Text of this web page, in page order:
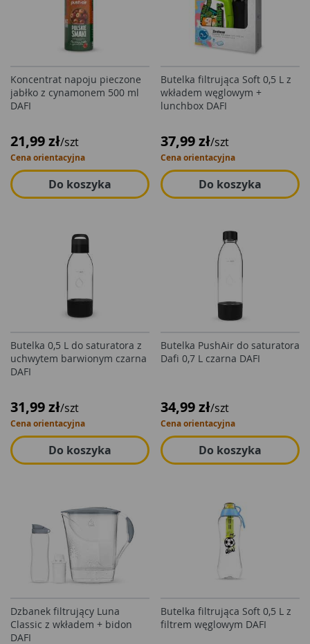
Koncentrat napoju pieczone
jabłko z cynamonem 500 ml
DAFI
21,99 zł/szt
Cena orientacyjna
Do koszyka
Butelka filtrująca Soft 0,5 L z
wkładem węglowym +
lunchbox DAFI
37,99 zł/szt
Cena orientacyjna
Do koszyka
Butelka 0,5 L do saturatora z
uchwytem barwionym czarna
DAFI
31,99 zł/szt
Cena orientacyjna
Do koszyka
Butelka PushAir do saturatora
Dafi 0,7 L czarna DAFI
34,99 zł/szt
Cena orientacyjna
Do koszyka
Dzbanek filtrujący Luna
Classic z wkładem + bidon
DAFI
Butelka filtrująca Soft 0,5 L z
filtrem węglowym DAFI